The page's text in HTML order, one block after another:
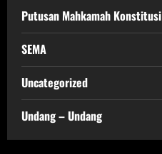
Putusan Mahkamah Konstitusi
SEMA
Uncategorized
Undang – Undang